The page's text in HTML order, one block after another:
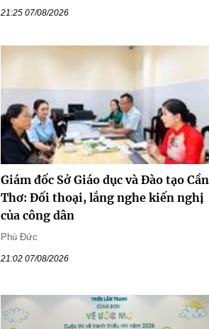
21:25 07/08/2026
Giám đốc Sở Giáo dục và Đào tạo Cần
Thơ: Đối thoại, lắng nghe kiến nghị
của công dân
Phú Đức
21:02 07/08/2026